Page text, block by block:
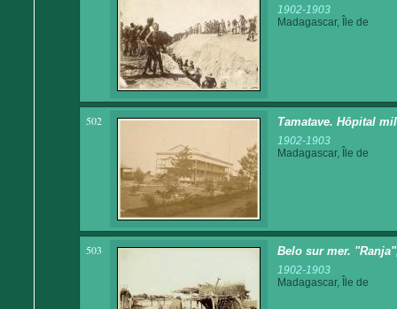
1902-1903
Madagascar, Île de
502 Tamatave. Hôpital
1902-1903
Madagascar, Île de
503 Belo sur mer.
1902-1903
Madagascar, Île de